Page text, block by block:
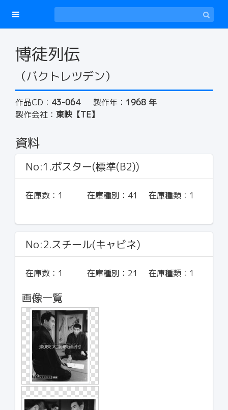
博徒列伝
（バクトレツデン）
作品CD： 43-064 製作年： 1968 年
製作会社： 東映【TE】
資料
No:1.ポスター(標準(B2))
在庫数： 1 在庫種別： 41 在庫種類： 1
No:2.スチール(キャビネ)
在庫数： 1 在庫種別： 21 在庫種類： 1
画像一覧